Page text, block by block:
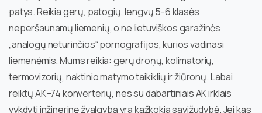
patys. Reikia gerų, patogių, lengvų 5-6 klasės
neperšaunamų liemenių, o ne lietuviškos garažinės
„analogų neturinčios“ pornografijos, kurios vadinasi
liemenėmis. Mums reikia: gerų droņų, kolimatorių,
termovizorių, naktinio matymo taikiklių ir žiūronų. Labai
reiktų AK–74 konverterių, nes su dabartiniais AK irklais
vykdyti inžinerinę žvalgybą yra kažkokia savižudybė. Jei kas